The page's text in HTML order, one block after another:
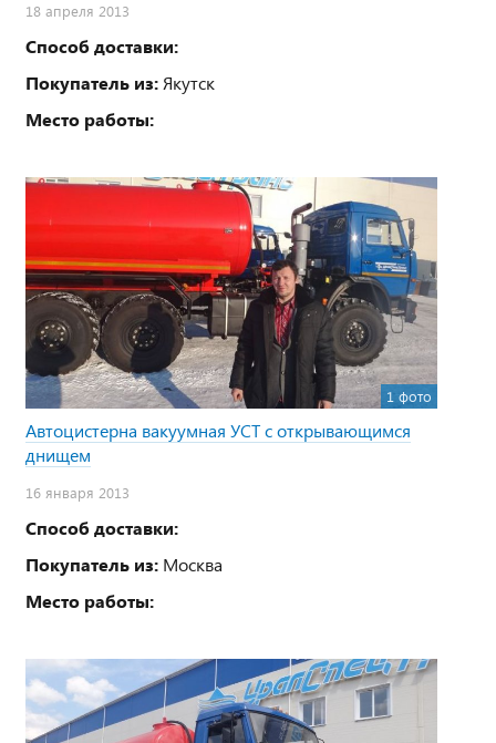
18 апреля 2013
Способ доставки:
Покупатель из:Якутск
Место работы:
1 фото
Автоцистерна вакуумная УСТ с открывающимся
днищем
16 января 2013
Способ доставки:
Покупатель из: Москва
Место работы: